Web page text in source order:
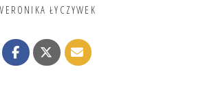
ŁYCZYWEK